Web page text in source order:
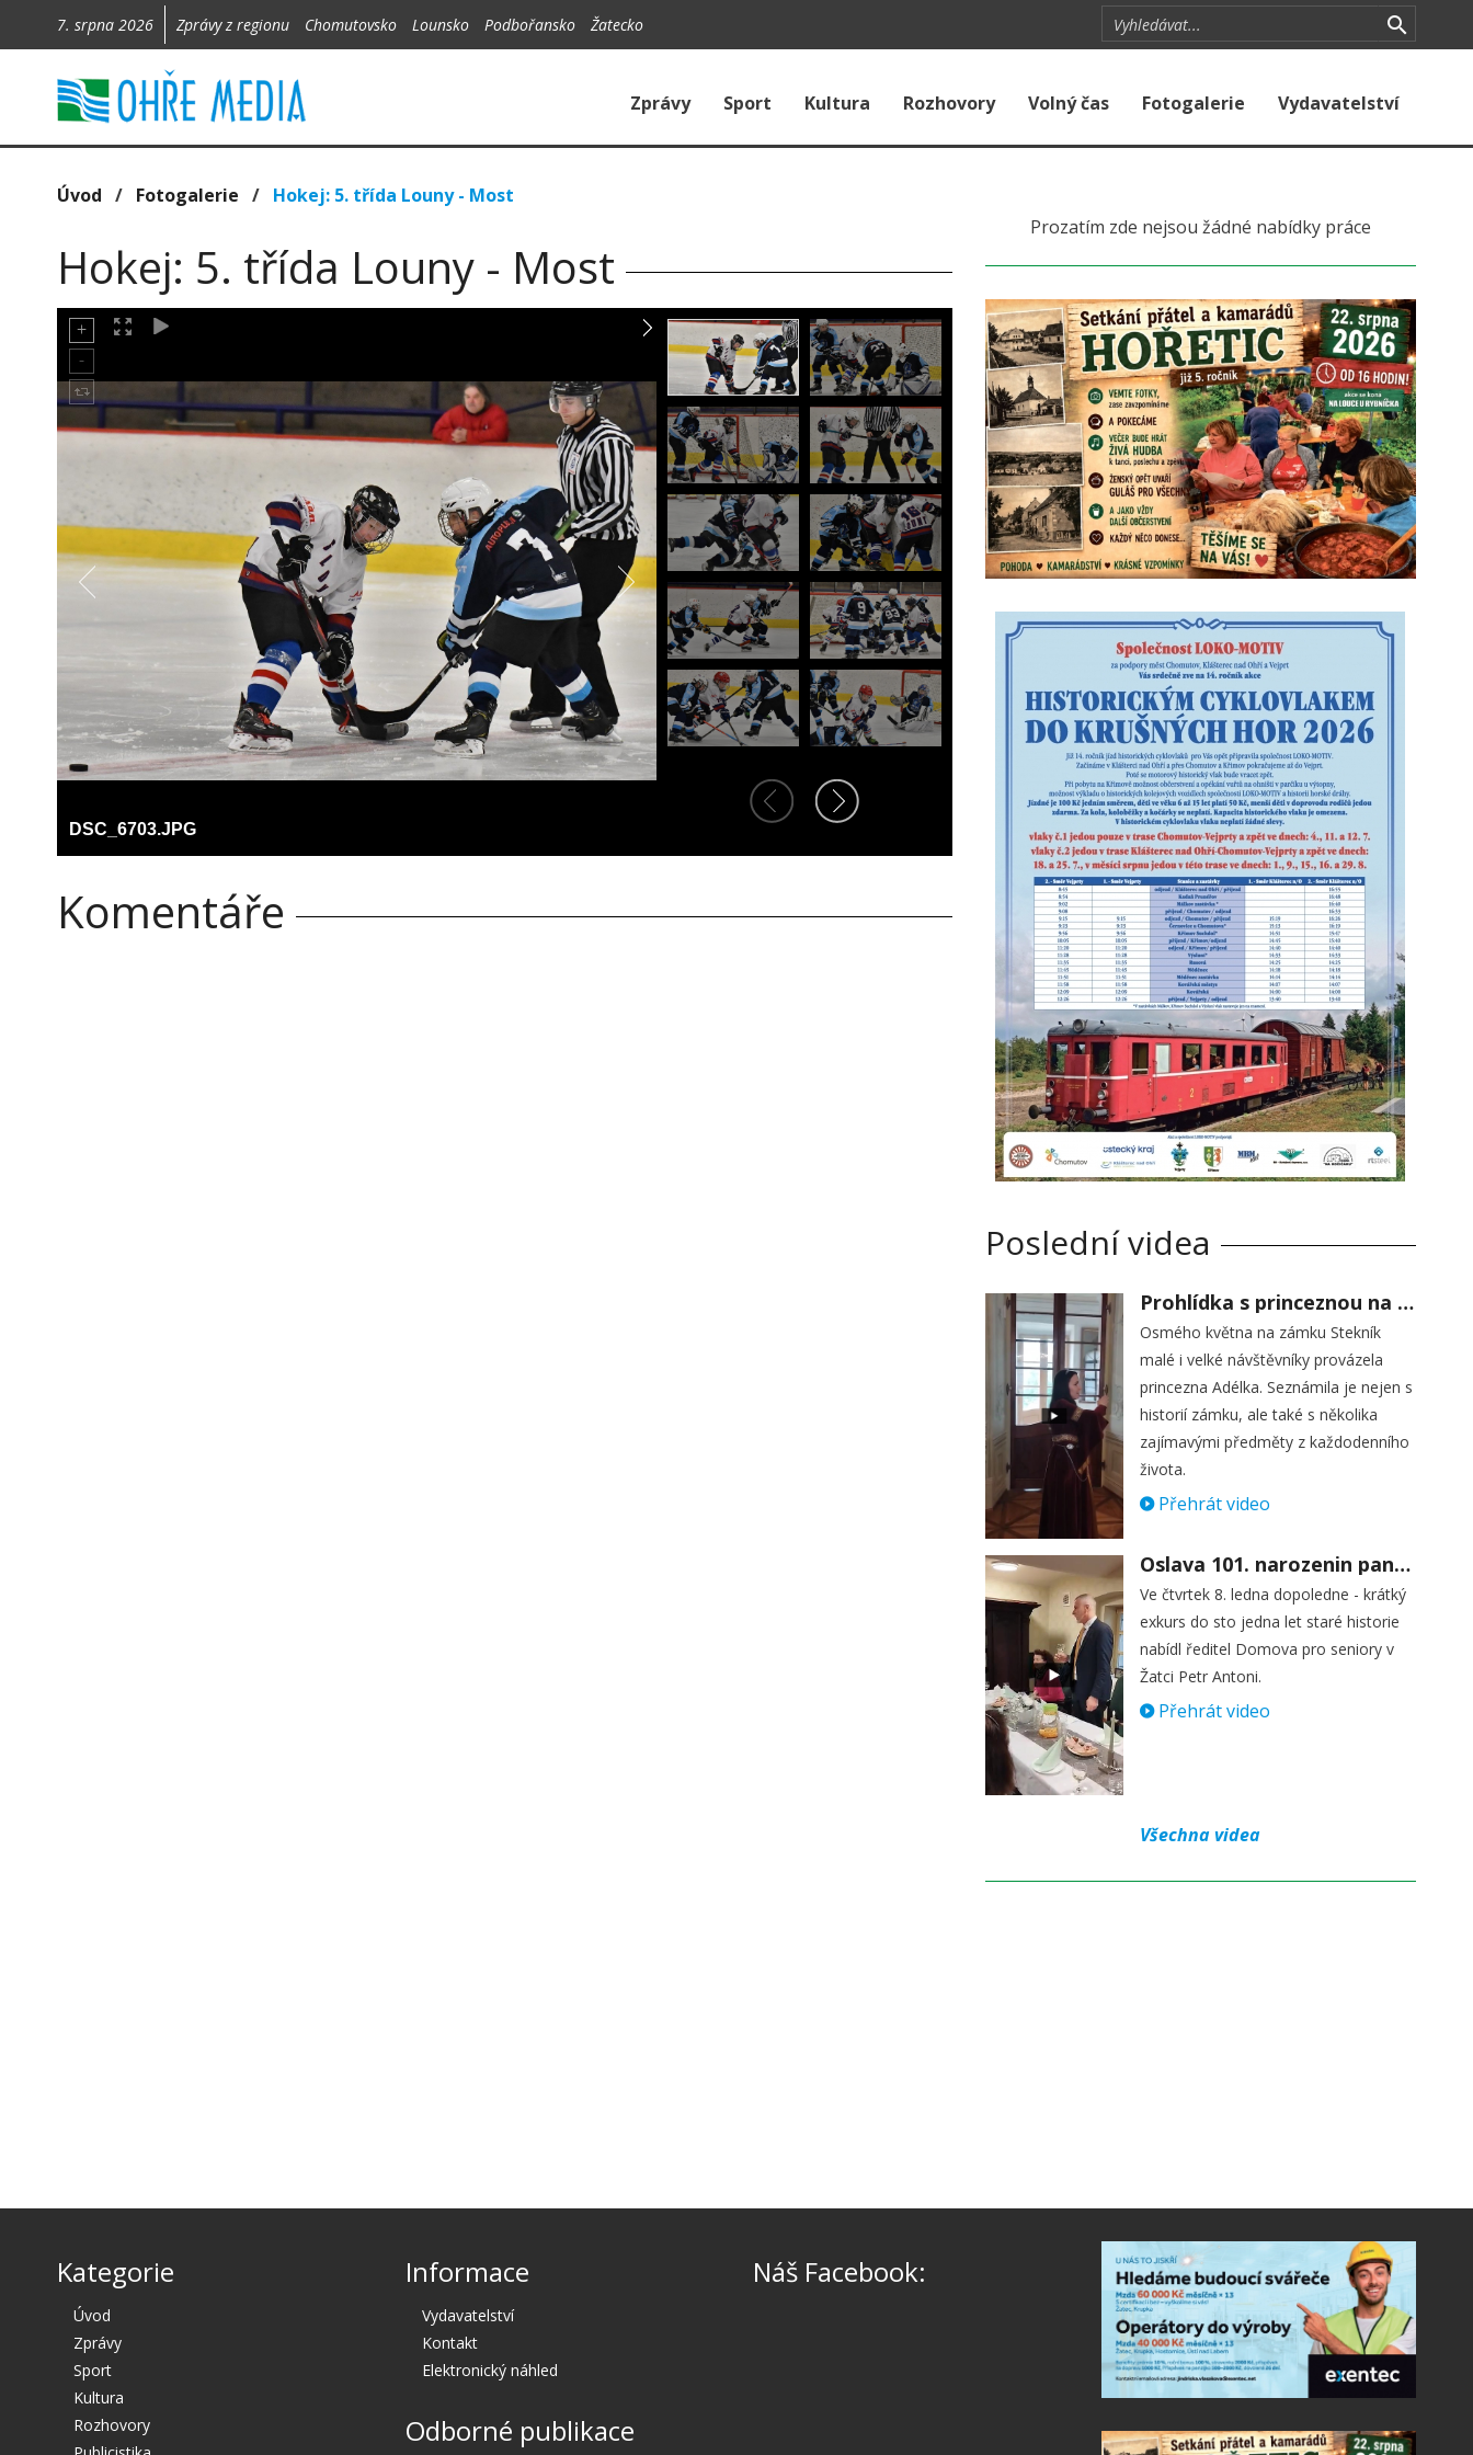
7. srpna 2026 Zprávy z regionu Chomutovsko Lounsko Podbořansko Žatecko
Zprávy Sport Kultura Rozhovory Volný čas Fotogalerie Vydavatelství
Úvod / Fotogalerie / Hokej: 5. třída Louny - Most
Hokej: 5. třída Louny - Most
DSC_6703.JPG
Komentáře
Prozatím zde nejsou žádné nabídky práce
Poslední videa
Prohlídka s princeznou na zámku Stekník
Osmého května na zámku Stekník
malé i velké návštěvníky provázela
princezna Adélka. Seznámila je nejen s
historií zámku, ale také s několika
zajímavými předměty z každodenního
života.
Přehrát video
Oslava 101. narozenin paní Věry Skořepové
Ve čtvrtek 8. ledna dopoledne - krátký
exkurs do sto jedna let staré historie
nabídl ředitel Domova pro seniory v
Žatci Petr Antoni.
Přehrát video
Všechna videa
Kategorie
Úvod
Zprávy
Sport
Kultura
Rozhovory
Informace
Vydavatelství
Kontakt
Elektronický náhled
Odborné publikace
Náš Facebook: